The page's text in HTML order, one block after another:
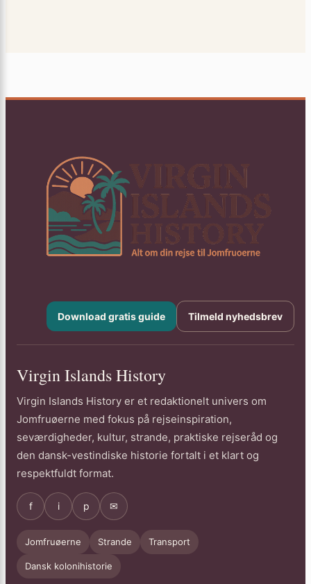
Download gratis guide Tilmeld nyhedsbrev
Virgin Islands History
Virgin Islands History er et redaktionelt univers om
Jomfruøerne med fokus på rejseinspiration,
seværdigheder, kultur, strande, praktiske rejseråd og
den dansk-vestindiske historie fortalt i et klart og
respektfuldt format.
f i p ✉
Jomfruøerne Strande Transport
Dansk kolonihistorie